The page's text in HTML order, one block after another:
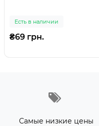
Есть в наличии
₴69 грн.
Самые низкие цены